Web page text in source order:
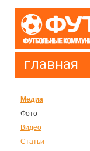
главная
Медиа
Фото
Видео
Статьи